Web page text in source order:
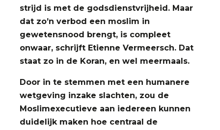
strijd is met de godsdienstvrijheid. Maar
dat zo’n verbod een moslim in
gewetensnood brengt, is compleet
onwaar, schrijft Etienne Vermeersch. Dat
staat zo in de Koran, en wel meermaals.
Door in te stemmen met een humanere
wetgeving inzake slachten, zou de
Moslimexecutieve aan iedereen kunnen
duidelijk maken hoe centraal de